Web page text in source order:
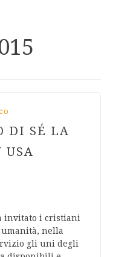
DI SÉ LA
USA
invitato i cristiani
umanità, nella
gli uni degli